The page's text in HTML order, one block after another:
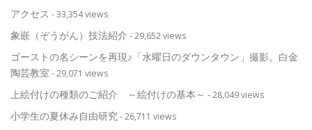
アクセス - 33,354 views
象嵌（ぞうがん）技法紹介 - 29,652 views
ゴーストの名シーンを再現♪「水曜日のダウンタウン」撮影。白金
陶芸教室 - 29,071 views
上絵付けの種類のご紹介 ～絵付けの基本～ - 28,049 views
小学生の夏休み自由研究- 26,711 views